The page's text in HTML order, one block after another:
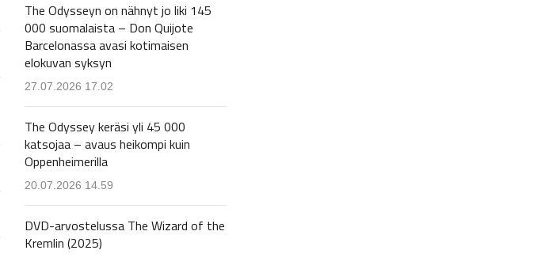
The Odysseyn on nähnyt jo liki 145
000 suomalaista – Don Quijote
Barcelonassa avasi kotimaisen
elokuvan syksyn
27.07.2026 17.02
The Odyssey keräsi yli 45 000
katsojaa – avaus heikompi kuin
Oppenheimerilla
20.07.2026 14.59
DVD-arvostelussa The Wizard of the
Kremlin (2025)